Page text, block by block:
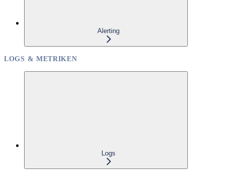
Alerting
LOGS & METRIKEN
Logs